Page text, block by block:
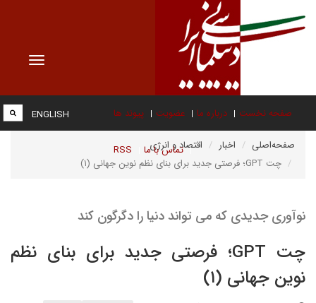
Toggle
صفحه نخست درباره ما عضویت پیوند ها
تماس با ما RSS
ENGLISH
صفحه‌اصلی اخبار
اقتصاد و انرژی
چت GPT؛ فرصتی جدید برای بنای نظم نوین جهانی (۱)
نوآوری جدیدی که می تواند دنیا را دگرگون کند
چت GPT؛ فرصتی جدید برای بنای نظم
نوین جهانی (۱)